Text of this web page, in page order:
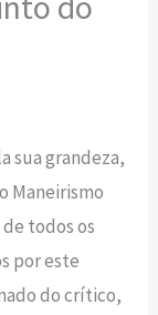
sua grandeza,
Maneirismo
todos os
por este
do crítico,